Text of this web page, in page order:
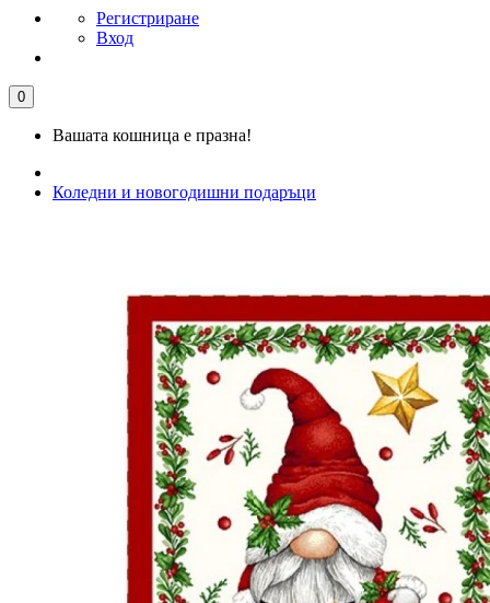
Регистриране
Вход
0
Вашата кошница е празна!
Коледни и новогодишни подаръци